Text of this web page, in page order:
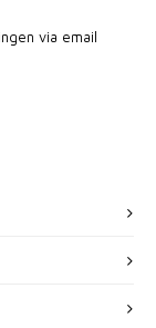
via email